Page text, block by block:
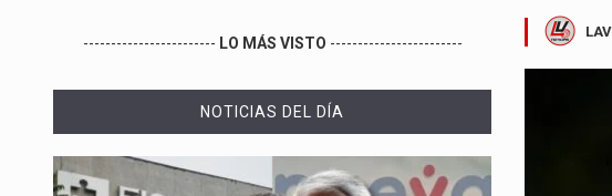
------------------------ LO MÁS VISTO ------------------------
NOTICIAS DEL DÍA